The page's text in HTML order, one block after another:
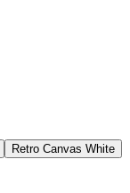
Retro Canvas White